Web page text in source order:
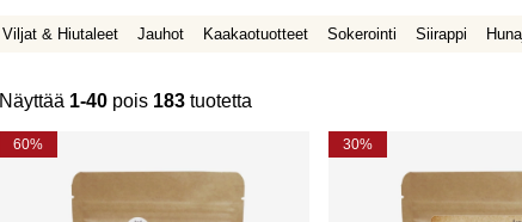
Viljat & Hiutaleet Jauhot Kaakaotuotteet Sokerointi Siirappi
Näyttää 1-40 pois 183 tuotetta
Tuotteet
60% 30%